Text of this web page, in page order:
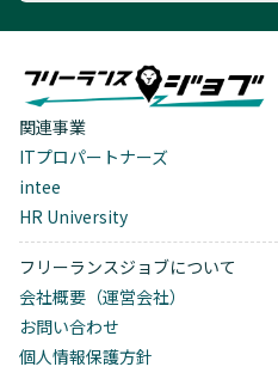
関連事業
ITプロパートナーズ
intee
HR University
フリーランスジョブについて
会社概要（運営会社）
お問い合わせ
個人情報保護方針